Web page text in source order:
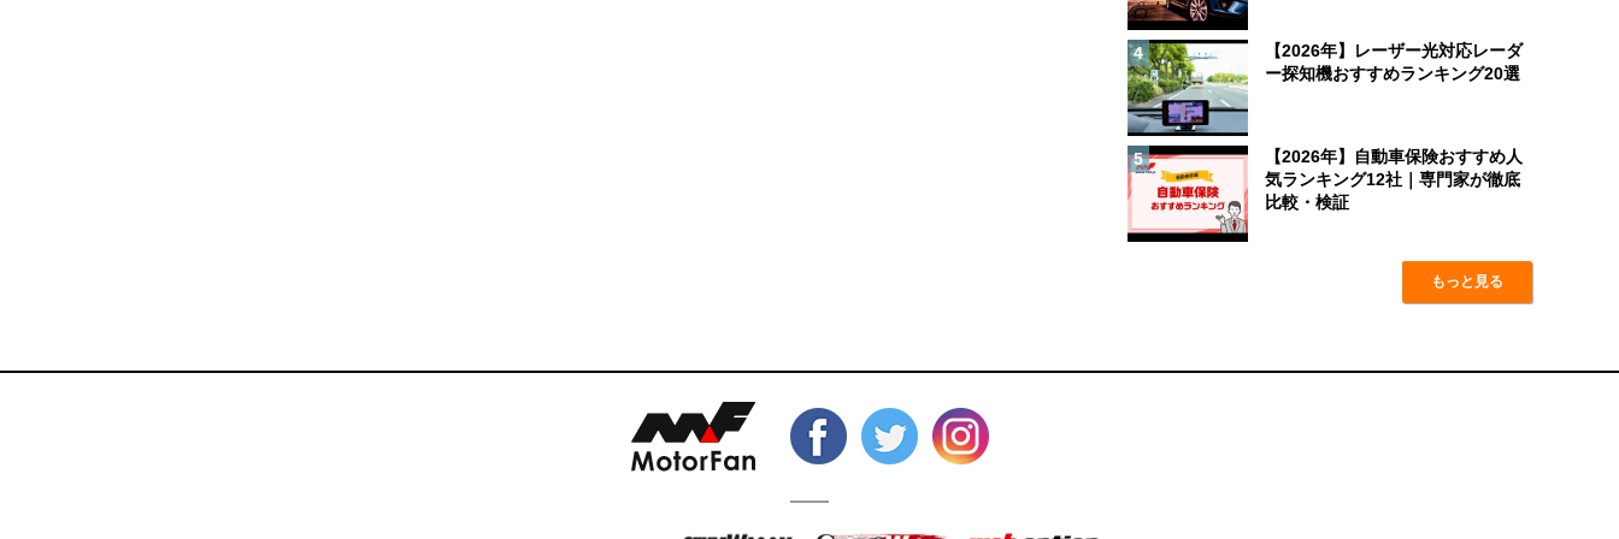
4
【2026年】レーザー光対応レーダ
ー探知機おすすめランキング20選
5
【2026年】自動車保険おすすめ人
気ランキング12社｜専門家が徹底
比較・検証
もっと見る